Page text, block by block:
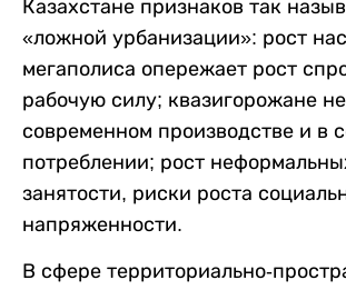
Казахстане признаков так
«ложной урбанизации»: рост
мегаполиса опережает рост
рабочую силу; квазигорожане
современном производстве и в
потреблении; рост
занятости, риски роста
напряженности.
В сфере территориально-